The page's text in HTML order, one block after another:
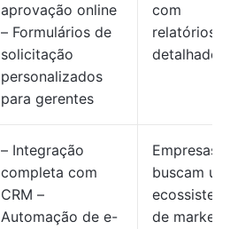
aprovação online
– Formulários de
solicitação
personalizados
para gerentes
com
relatórios
detalhados
– Integração
completa com
CRM –
Automação de e-
Empresas
buscam um
de